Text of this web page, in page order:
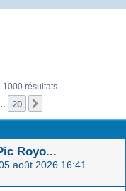
1000 résultats
20
Royo...
août 2026 16:41